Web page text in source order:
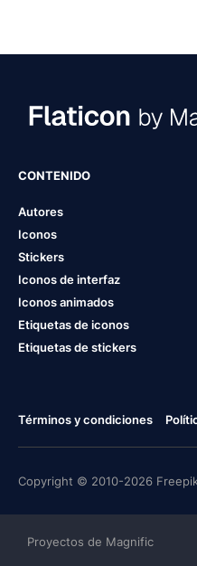
CONTENIDO
Autores
Iconos
Stickers
Iconos de interfaz
Iconos animados
Etiquetas de iconos
Etiquetas de stickers
Términos y condiciones
Copyright © 2010-2026
Proyectos de Magnific